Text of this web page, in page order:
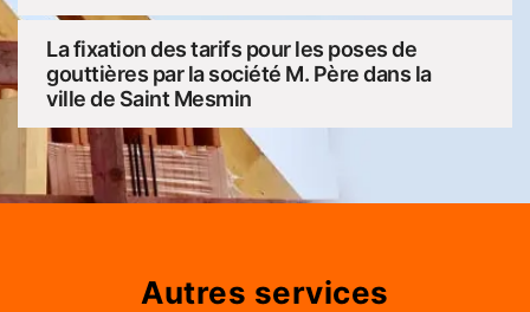
La fixation des tarifs pour les poses de
gouttières par la société M. Père dans la
ville de Saint Mesmin
Autres services